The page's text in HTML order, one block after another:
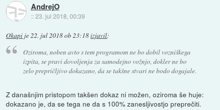
AndrejO
::23. jul 2018, 00:39
Okapi je22. jul 2018 ob 23:18izjavil:
Oziroma, noben avto s tem programom ne bo dobil vozniškega
izpita, se pravi dovoljenja za samodejno vožnjo, dokler ne bo
zelo prepričljivo dokazano, da se takšne stvari ne bodo dogajale.
Z današnjim pristopom takšen dokaz ni možen, oziroma še huje:
dokazano je, da se tega ne da s 100% zanesljivostjo preprečiti.